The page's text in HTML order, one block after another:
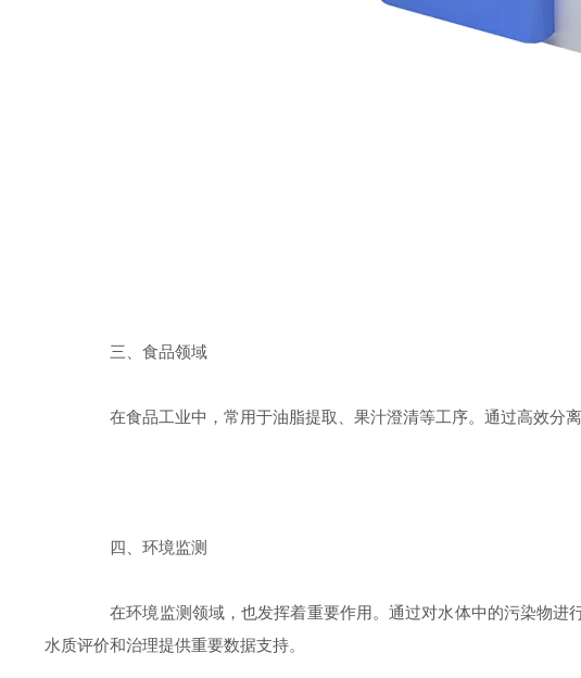
三、食品领域
在食品工业中，常用于油脂提取、果汁澄清等工序。通过高效分离
四、环境监测
在环境监测领域，也发挥着重要作用。通过对水体中的污染物进
水质评价和治理提供重要数据支持。